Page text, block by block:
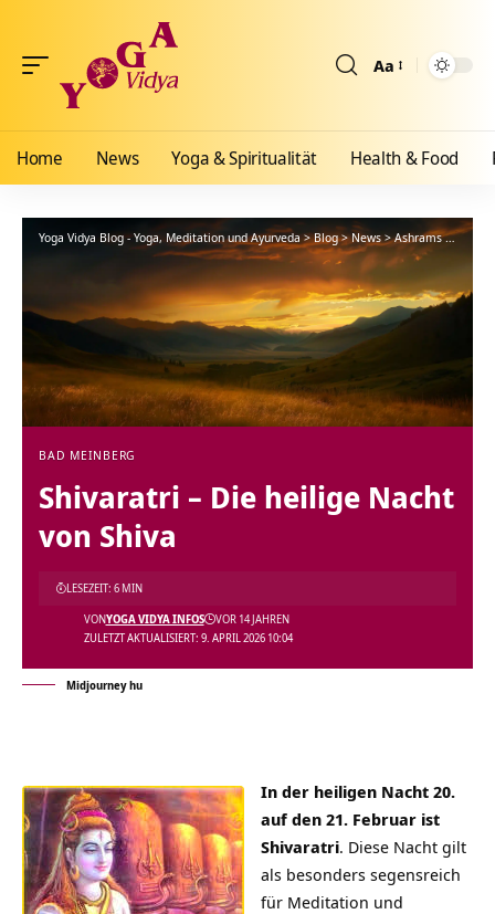
Aa
Home News Yoga & Spiritualität Health & Food
Yoga Vidya Blog - Yoga, Meditation und Ayurveda>Blog>News>Ashrams> Bad
BAD MEINBERG
Shivaratri – Die heilige Nacht
von Shiva
ZULETZT AKTUALISIERT: 9. APRIL 2026 10:04
VONYOGA VIDYA INFOS VOR 14 JAHREN
LESEZEIT: 6 MIN
Midjourney hu
In der heiligen Nacht 20.
auf den 21. Februar ist
Shivaratri. Diese Nacht gilt
als besonders segensreich
für Meditation und